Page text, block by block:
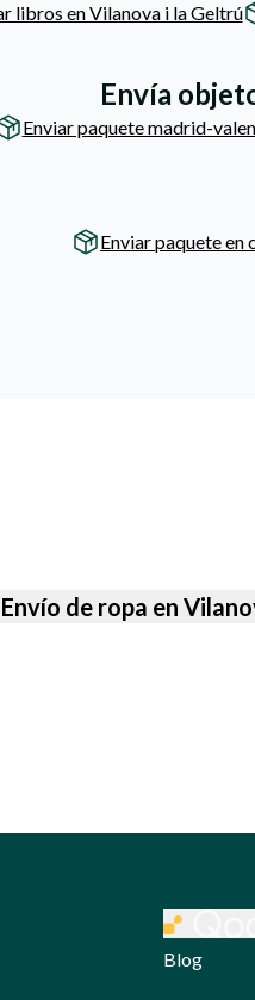
libros en Vilanova i la Geltrú
Envía
Enviar paquete madrid-
Enviar paquete en
Envío de ropa en
Blog